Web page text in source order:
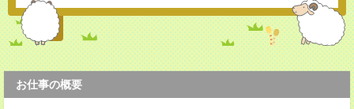
お仕事の概要